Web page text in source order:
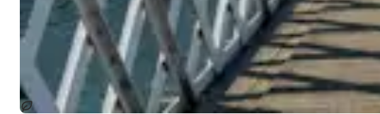
Nachhaltig